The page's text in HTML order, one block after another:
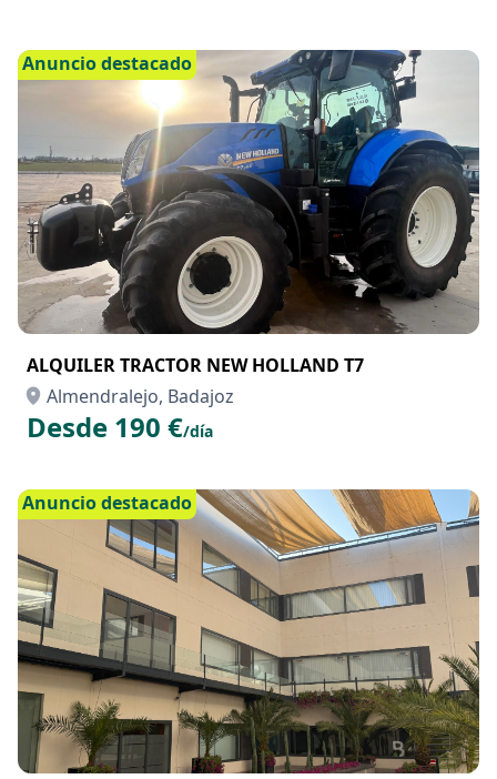
Anuncio destacado
ALQUILER TRACTOR NEW HOLLAND T7
Almendralejo, Badajoz
Desde 190 €/día
Anuncio destacado